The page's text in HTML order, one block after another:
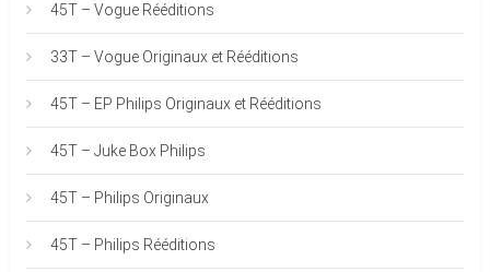
45T – Vogue Rééditions
33T – Vogue Originaux et Rééditions
45T – EP Philips Originaux et Rééditions
45T – Juke Box Philips
45T – Philips Originaux
45T – Philips Rééditions